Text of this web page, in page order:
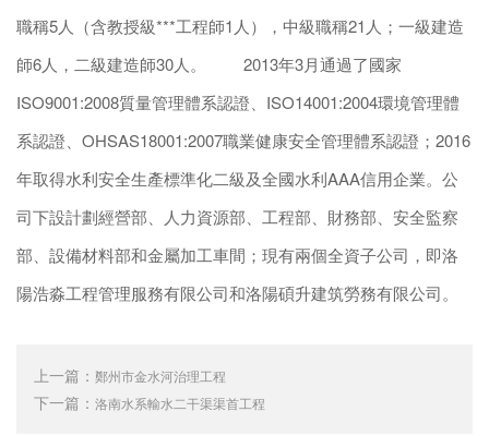
職稱5人（含教授級***工程師1人），中級職稱21人；一級建造
師6人，二級建造師30人。 2013年3月通過了國家
ISO9001:2008質量管理體系認證、ISO14001:2004環境管理體
系認證、OHSAS18001:2007職業健康安全管理體系認證；2016
年取得水利安全生產標準化二級及全國水利AAA信用企業。公
司下設計劃經營部、人力資源部、工程部、財務部、安全監察
部、設備材料部和金屬加工車間；現有兩個全資子公司，即洛
陽浩淼工程管理服務有限公司和洛陽碩升建筑勞務有限公司。
上一篇： 鄭州市金水河治理工程
下一篇： 洛南水系輸水二干渠渠首工程